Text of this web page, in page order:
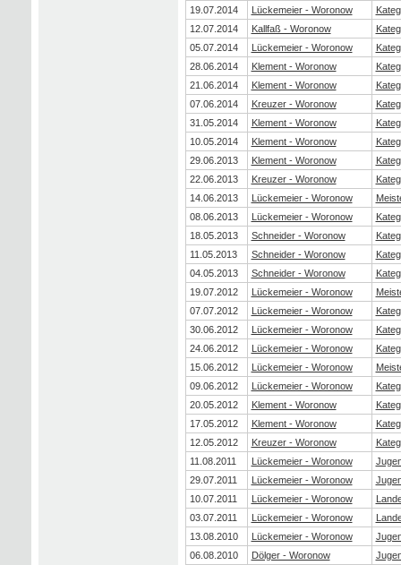
19.07.2014
Lückemeier - Woronow
12.07.2014
Kallfaß - Woronow
05.07.2014
Lückemeier - Woronow
28.06.2014
Klement - Woronow
21.06.2014
Klement - Woronow
07.06.2014
Kreuzer - Woronow
31.05.2014
Klement - Woronow
10.05.2014
Klement - Woronow
29.06.2013
Klement - Woronow
22.06.2013
Kreuzer - Woronow
14.06.2013
Lückemeier - Woronow
08.06.2013
Lückemeier - Woronow
18.05.2013
Schneider - Woronow
11.05.2013
Schneider - Woronow
04.05.2013
Schneider - Woronow
19.07.2012
Lückemeier - Woronow
07.07.2012
Lückemeier - Woronow
30.06.2012
Lückemeier - Woronow
24.06.2012
Lückemeier - Woronow
15.06.2012
Lückemeier - Woronow
09.06.2012
Lückemeier - Woronow
20.05.2012
Klement - Woronow
17.05.2012
Klement - Woronow
12.05.2012
Kreuzer - Woronow
11.08.2011
Lückemeier - Woronow
29.07.2011
Lückemeier - Woronow
10.07.2011
Lückemeier - Woronow
03.07.2011
Lückemeier - Woronow
13.08.2010
Lückemeier - Woronow
06.08.2010
Dölger - Woronow